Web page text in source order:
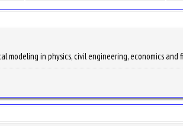
in physics, civil engineering, economics and